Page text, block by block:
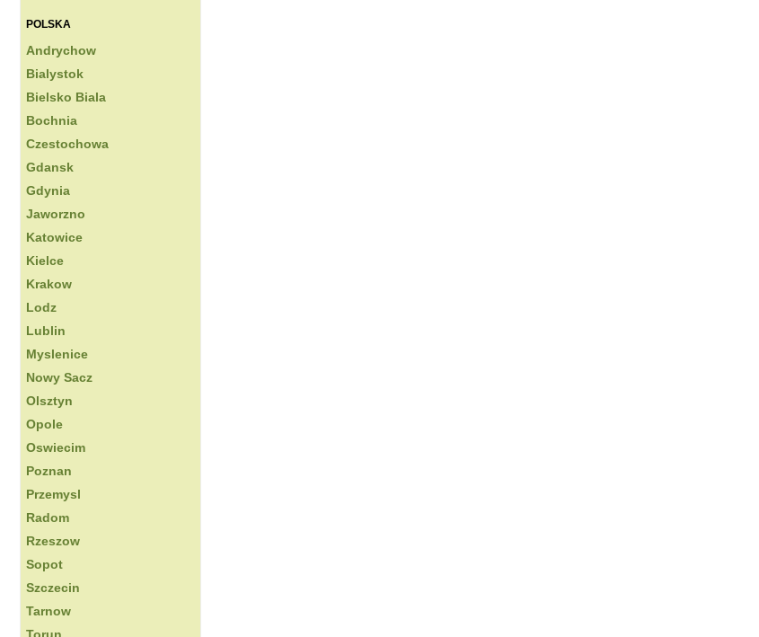
POLSKA
Andrychow
Bialystok
Bielsko Biala
Bochnia
Czestochowa
Gdansk
Gdynia
Jaworzno
Katowice
Kielce
Krakow
Lodz
Lublin
Myslenice
Nowy Sacz
Olsztyn
Opole
Oswiecim
Poznan
Przemysl
Radom
Rzeszow
Sopot
Szczecin
Tarnow